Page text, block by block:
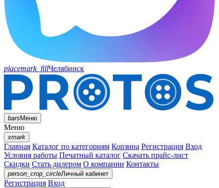
placemark_fillЧелябинск
barsМеню
Меню
xmark
Главная Каталог по категориям Корзина Регистрация Вход
Условия работы Печатный каталог Скачать прайс-лист
Скидки Стать дилером О компании Контакты
person_crop_circleЛичный кабинет
Регистрация Вход